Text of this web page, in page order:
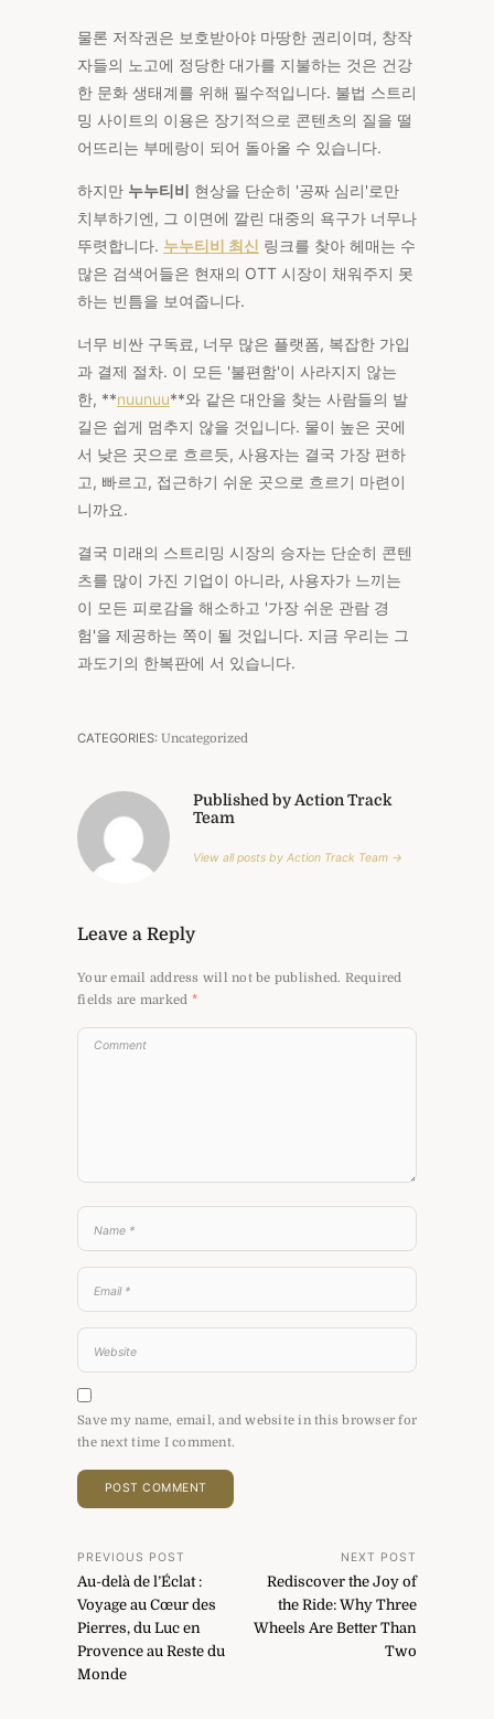
물론 저작권은 보호받아야 마땅한 권리이며, 창작
자들의 노고에 정당한 대가를 지불하는 것은 건강
한 문화 생태계를 위해 필수적입니다. 불법 스트리
밍 사이트의 이용은 장기적으로 콘텐츠의 질을 떨
어뜨리는 부메랑이 되어 돌아올 수 있습니다.
하지만 누누티비 현상을 단순히 '공짜 심리'로만
치부하기엔, 그 이면에 깔린 대중의 욕구가 너무나
뚜렷합니다. 누누티비 최신 링크를 찾아 헤매는 수
많은 검색어들은 현재의 OTT 시장이 채워주지 못
하는 빈틈을 보여줍니다.
너무 비싼 구독료, 너무 많은 플랫폼, 복잡한 가입
과 결제 절차. 이 모든 '불편함'이 사라지지 않는
한, **nuunuu**와 같은 대안을 찾는 사람들의 발
길은 쉽게 멈추지 않을 것입니다. 물이 높은 곳에
서 낮은 곳으로 흐르듯, 사용자는 결국 가장 편하
고, 빠르고, 접근하기 쉬운 곳으로 흐르기 마련이
니까요.
결국 미래의 스트리밍 시장의 승자는 단순히 콘텐
츠를 많이 가진 기업이 아니라, 사용자가 느끼는
이 모든 피로감을 해소하고 '가장 쉬운 관람 경
험'을 제공하는 쪽이 될 것입니다. 지금 우리는 그
과도기의 한복판에 서 있습니다.
CATEGORIES: Uncategorized
Published by Action Track
Team
View all posts by Action Track Team →
Leave a Reply
Your email address will not be published. Required
fields are marked *
Save my name, email, and website in this browser for
the next time I comment.
Post
navigation
PREVIOUS POST
Au-delà de l’Éclat :
Voyage au Cœur des
Pierres, du Luc en
Provence au Reste du
Monde
NEXT POST
Rediscover the Joy of
the Ride: Why Three
Wheels Are Better Than
Two